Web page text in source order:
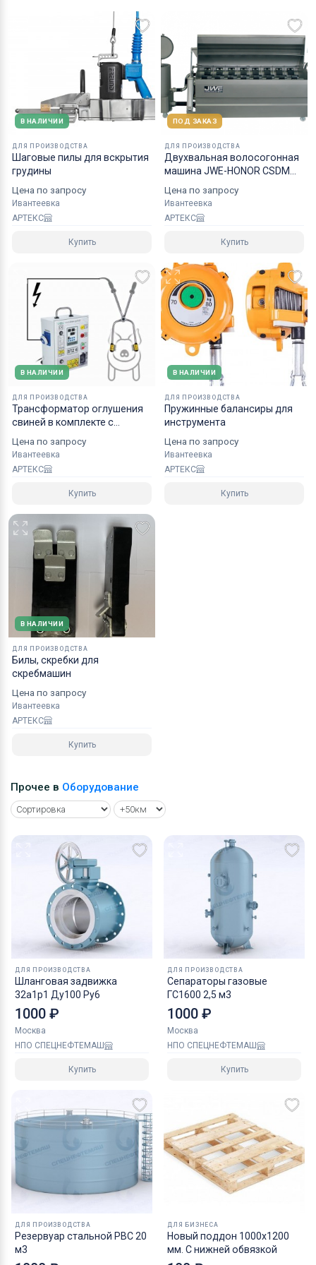
поможем выбрать устройство под задачи вашего
В НАЛИЧИИ
ДЛЯ ПРОИЗВОДСТВА
Шаговые пилы для вскрытия
грудины
Цена по запросу
Ивантеевка
АРТЕКС
Купить
ПОД ЗАКАЗ
ДЛЯ ПРОИЗВОДСТВА
Двухвальная волосогонная
машина JWE-HONOR CSDM
Цена по запросу
Ивантеевка
АРТЕКС
Купить
В НАЛИЧИИ
ДЛЯ ПРОИЗВОДСТВА
Трансформатор оглушения
свиней в комплекте с
Цена по запросу
Ивантеевка
АРТЕКС
Купить
В НАЛИЧИИ
ДЛЯ ПРОИЗВОДСТВА
Пружинные балансиры для
инструмента
Цена по запросу
Ивантеевка
АРТЕКС
Купить
В НАЛИЧИИ
ДЛЯ ПРОИЗВОДСТВА
Билы, скребки для
скребмашин
Цена по запросу
Ивантеевка
АРТЕКС
Купить
Прочее в Оборудование
ДЛЯ ПРОИЗВОДСТВА
Шланговая задвижка
32а1р1 Ду100 Ру6
1000 ₽
Москва
НПО СПЕЦНЕФТЕМАШ
Купить
ДЛЯ ПРОИЗВОДСТВА
Сепараторы газовые
ГС1600 2,5 м3
1000 ₽
Москва
НПО СПЕЦНЕФТЕМАШ
Купить
ДЛЯ ПРОИЗВОДСТВА
Резервуар стальной РВС 20
м3
ДЛЯ БИЗНЕСА
Новый поддон 1000х1200
мм. C нижней обвязкой